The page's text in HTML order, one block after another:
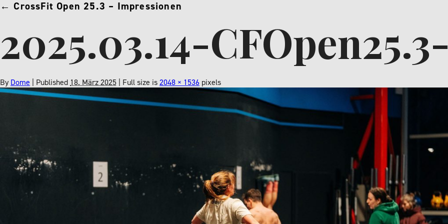
← CrossFit Open 25.3 – Impressionen
2025.03.14-
ByDome Published 18. März 2025 | Full size is2048 × 1536 pixels